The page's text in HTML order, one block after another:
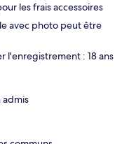
les frais accessoires
avec photo peut être
l'enregistrement : 18 ans
admis